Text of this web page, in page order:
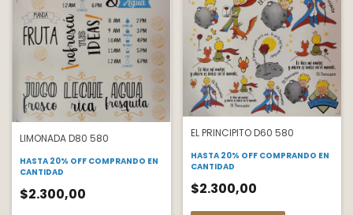
LIMONADA D80 580
HASTA 20% OFF COMPRANDO EN
CANTIDAD
$2.300,00
EL PRINCIPITO D60 580
HASTA 20% OFF COMPRANDO EN
CANTIDAD
$2.300,00